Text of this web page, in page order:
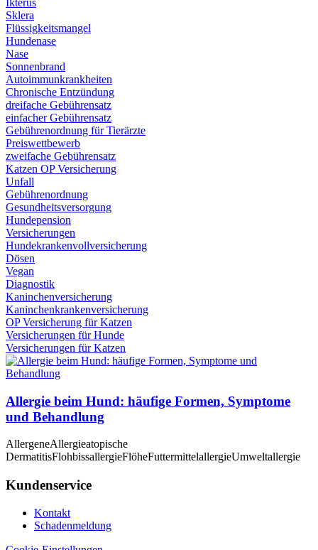
Ikterus
Sklera
Flüssigkeitsmangel
Hundenase
Nase
Sonnenbrand
Autoimmunkrankheiten
Chronische Entzündung
dreifache Gebührensatz
einfacher Gebührensatz
Gebührenordnung für Tierärzte
Preiswettbewerb
zweifache Gebührensatz
Katzen OP Versicherung
Unfall
Gebührenordnung
Gesundheitsversorgung
Hundepension
Versicherungen
Hundekrankenvollversicherung
Dösen
Vegan
Diagnostik
Kaninchenversicherung
Kaninchenkrankenversicherung
OP Versicherung für Katzen
Versicherungen für Hunde
Versicherungen für Katzen
Allergie beim Hund: häufige Formen, Symptome
und Behandlung
AllergeneAllergieatopische
DermatitisFlohbissallergieFlöheFuttermittelallergieUmweltallergie
Kundenservice
Kontakt
Schadenmeldung